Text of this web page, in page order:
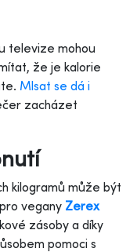
televize mohou
že je kalorie
Mlsat se dá i
zacházet
kilogramů může být
vegany Zerex
zásoby a díky
pomoci s